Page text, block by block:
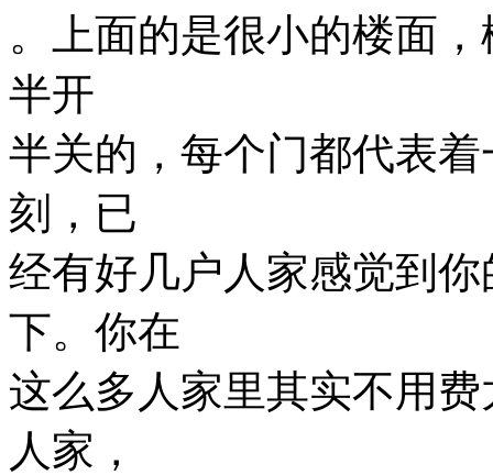
。上面的是很小的楼面
半开
半关的，每个门都代表
刻，已
经有好几户人家感觉到
下。你在
这么多人家里其实不用
人家，